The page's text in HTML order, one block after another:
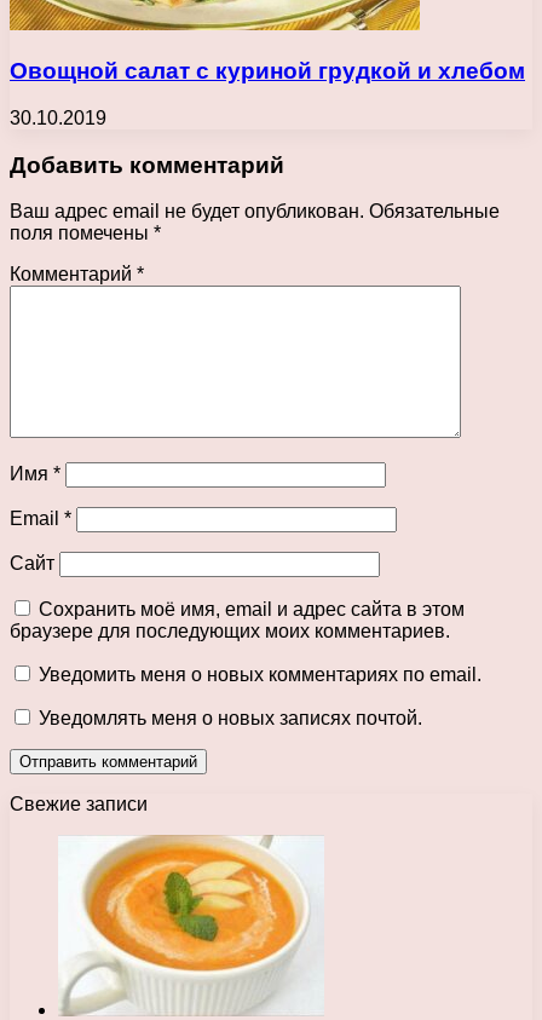
Овощной салат с куриной грудкой и хлебом
30.10.2019
Добавить комментарий
Ваш адрес email не будет опубликован. Обязательные
поля помечены *
Комментарий *
Имя *
Email *
Сайт
Сохранить моё имя, email и адрес сайта в этом
браузере для последующих моих комментариев.
Уведомить меня о новых комментариях по email.
Уведомлять меня о новых записях почтой.
Свежие записи